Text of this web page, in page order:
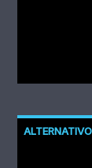
ALTERNATIVO